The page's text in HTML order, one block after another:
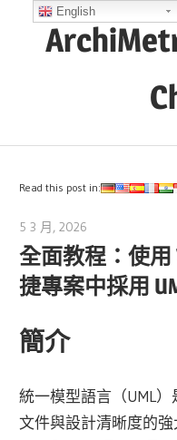
Ops,
Agile
and
More
Read this post in:
5 3 月, 2026
全面教程：使用
捷專案中採用
簡介
統一模型語言（UML
文件與設計清晰度的
English